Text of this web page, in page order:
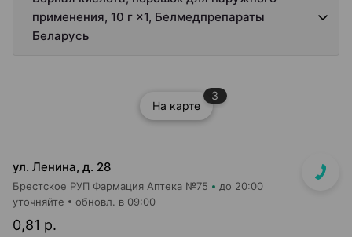
применения, 10 г ×1, Белмедпрепараты
Беларусь
На карте
3
ул. Ленина, д. 28
Брестское РУП Фармация Аптека №75 до 20:00
0,81 р.
уточняйте обновл. в 09:00